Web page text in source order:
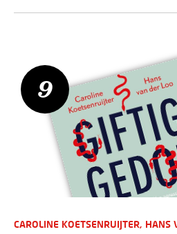
CAROLINE KOETSENRUIJTER, HANS
9